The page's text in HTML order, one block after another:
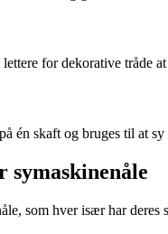
for dekorative
én skaft og bruges til
symaskinenåle
som hver især har deres